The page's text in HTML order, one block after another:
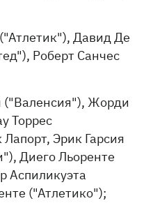
Давид Де
Роберт Санчес
("Валенсия"), Жорди
Торрес
Эрик Гарсия
Диего Льоренте
Аспиликуэта
("Атлетико");